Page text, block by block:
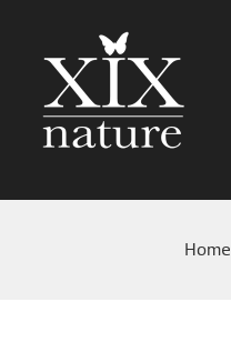
Home